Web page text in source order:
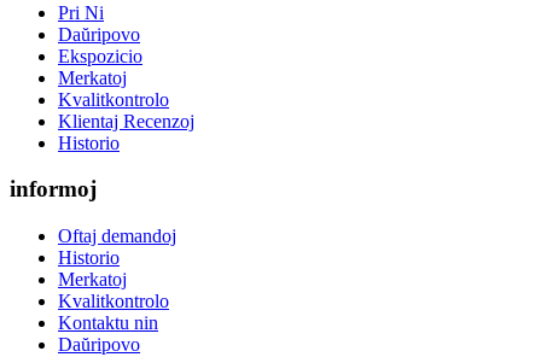
Pri Ni
Daŭripovo
Ekspozicio
Merkatoj
Kvalitkontrolo
Klientaj Recenzoj
Historio
informoj
Oftaj demandoj
Historio
Merkatoj
Kvalitkontrolo
Kontaktu nin
Daŭripovo